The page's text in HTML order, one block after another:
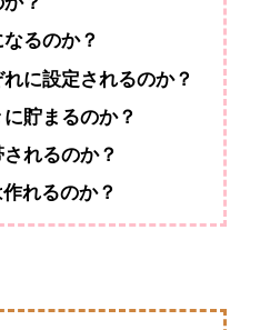
るのか？
に設定されるのか？
貯まるのか？
れるのか？
れるのか？